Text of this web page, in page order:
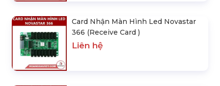
Card Nhận Màn Hình Led Novastar
366 (Receive Card )
Liên hệ